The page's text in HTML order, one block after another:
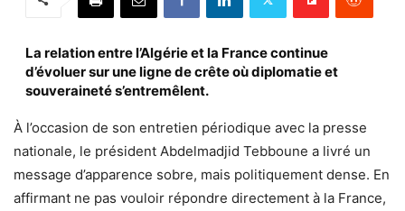
La relation entre l’Algérie et la France continue
d’évoluer sur une ligne de crête où diplomatie et
souveraineté s’entremêlent.
À l’occasion de son entretien périodique avec la presse
nationale, le président Abdelmadjid Tebboune a livré un
message d’apparence sobre, mais politiquement dense. En
affirmant ne pas vouloir répondre directement à la France,